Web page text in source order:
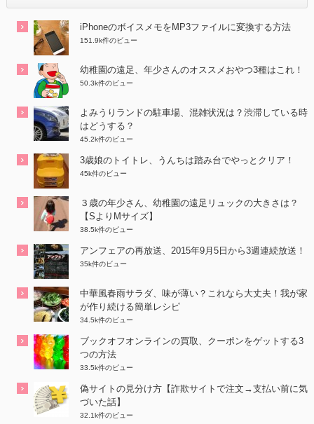
iPhoneのボイスメモをMP3ファイルに変換する方法
151.9k件のビュー
幼稚園の遠足、年少さんのオススメおやつ3種はこれ！
50.3k件のビュー
よみうりランドの駐車場、混雑状況は？渋滞している時
はどうする？
45.2k件のビュー
3歳娘のトイトレ、うんちは踏み台でやっとクリア！
45k件のビュー
３歳の年少さん、幼稚園の遠足リュックの大きさは？
【SよりMサイズ】
38.5k件のビュー
アンフェアの再放送、2015年9月5日から3週連続放送！
35k件のビュー
中華風春雨サラダ、味が薄い？これなら大丈夫！我が家
が作り続ける簡単レシピ
34.5k件のビュー
ブックオフオンラインの買取、クーポンをゲットする3
つの方法
33.5k件のビュー
偽サイトの見分け方【詐欺サイトで注文→支払い前に気
づいた話】
32.1k件のビュー